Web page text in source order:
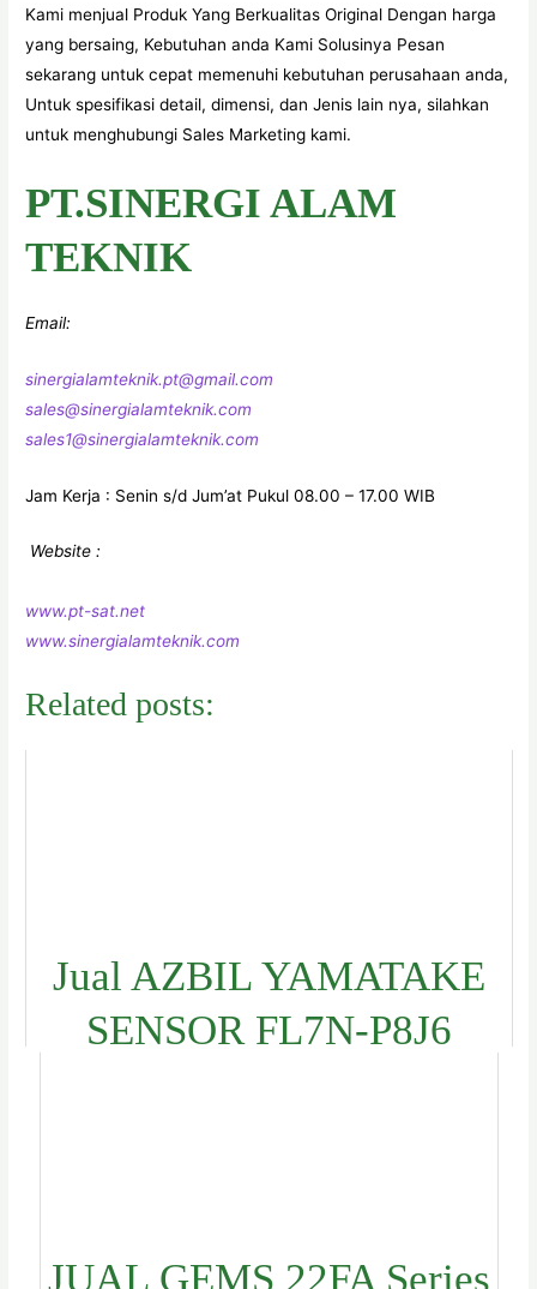
Kami menjual Produk Yang Berkualitas Original Dengan harga
yang bersaing, Kebutuhan anda Kami Solusinya Pesan
sekarang untuk cepat memenuhi kebutuhan perusahaan anda,
Untuk spesifikasi detail, dimensi, dan Jenis lain nya, silahkan
untuk menghubungi Sales Marketing kami.
PT.SINERGI ALAM
TEKNIK
Email:
sinergialamteknik.pt@gmail.com
sales@sinergialamteknik.com
sales1@sinergialamteknik.com
Jam Kerja : Senin s/d Jum’at Pukul 08.00 – 17.00 WIB
Website :
www.pt-sat.net
www.sinergialamteknik.com
Related posts:
Jual AZBIL YAMATAKE
SENSOR FL7N-P8J6
JUAL GEMS 22FA Series